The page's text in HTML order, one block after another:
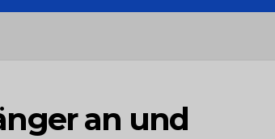
an und